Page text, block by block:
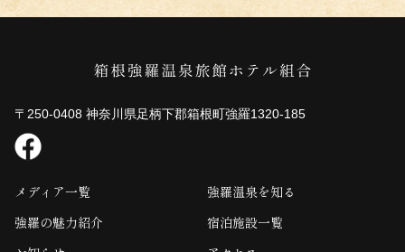
〒250-0408 神奈川県足柄下郡箱根町強羅1320-185
メディア一覧
強羅温泉を知る
強羅の魅力紹介
宿泊施設一覧